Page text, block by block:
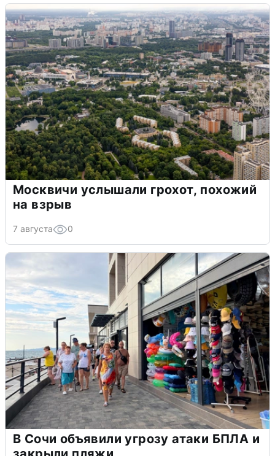
Москвичи услышали грохот, похожий
на взрыв
7 августа 0
В Сочи объявили угрозу атаки БПЛА и